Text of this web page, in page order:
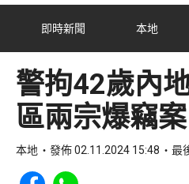
即時新聞 本地
警拘42歲內
區兩宗爆竊案
本地 發佈 02.11.2024 15:48 最
Share to Facebook
Share to WhatsApp